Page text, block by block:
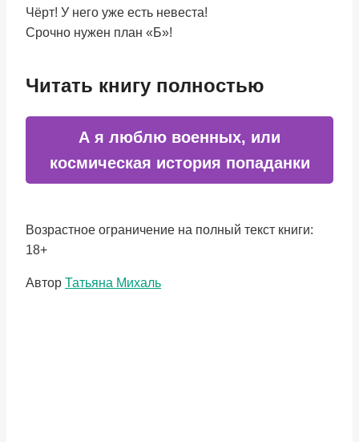
Чёрт! У него уже есть невеста!
Срочно нужен план «Б»!
Читать книгу полностью
А я люблю военных, или
космическая история попаданки
Возрастное ограничение на полный текст книги:
18+
Метки
Автор Татьяна Михаль